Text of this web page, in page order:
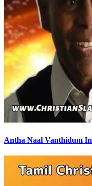
Antha Naal Vanthidum